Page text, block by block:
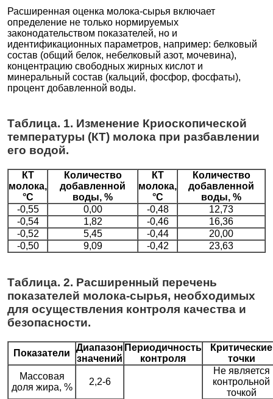
Расширенная оценка молока-сырья включает
определение не только нормируемых
законодательством показателей, но и
идентификационных параметров, например: белковый
состав (общий белок, небелковый азот, мочевина),
концентрацию свободных жирных кислот и
минеральный состав (кальций, фосфор, фосфаты),
процент добавленной воды.
Таблица. 1. Изменение Криоскопической
температуры (КТ) молока при разбавлении
его водой.
КТ
молока,
°С
Количество
добавленной
воды, %
КТ
молока,
°С
Количество
добавленной
воды, %
-0,55
0,00 -0,48
12,73
-0,54
1,82 -0,46
16,36
-0,52
5,45 -0,44
20,00
-0,50
9,09 -0,42 23,63
Таблица. 2. Расширенный перечень
показателей молока-сырья, необходимых
для осуществления контроля качества и
безопасности.
Показатели
Диапазон
значений
Периодичность
контроля
Критические
точки
Массовая
доля жира, %
2,2-6
Не является
контрольной
точкой